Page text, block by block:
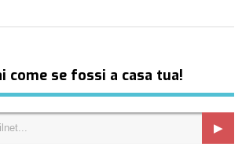
come se fossi a casa tua!